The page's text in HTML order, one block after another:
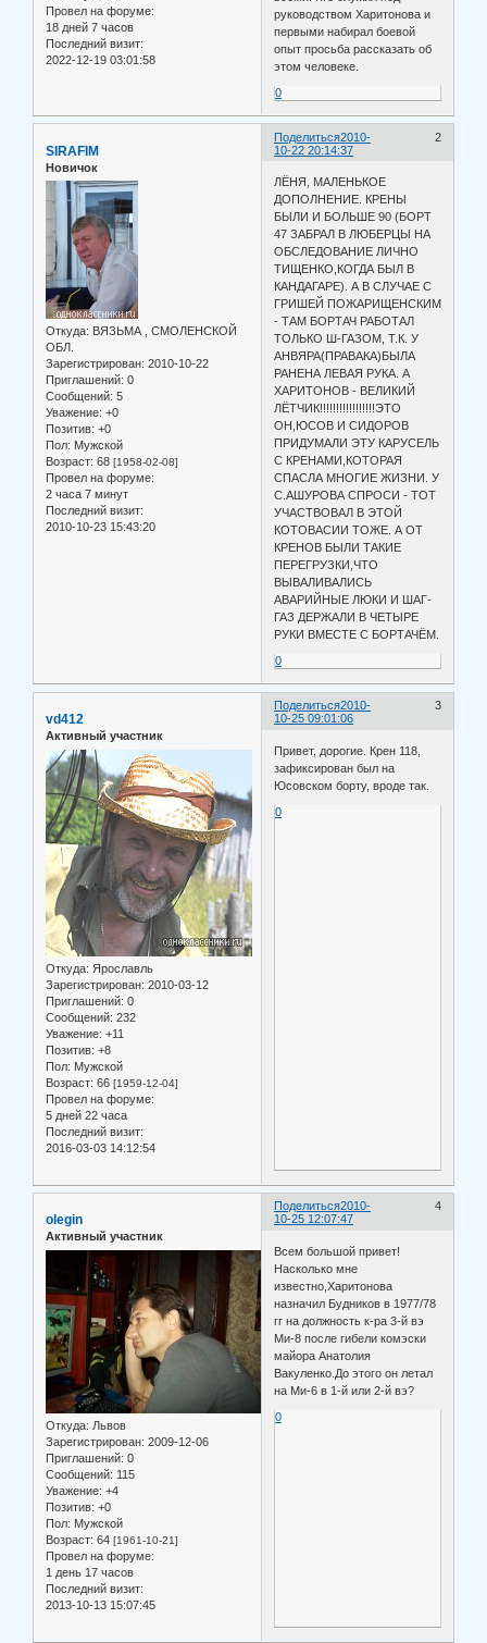
Провел на форуме:
18 дней 7 часов
Последний визит:
2022-12-19 03:01:58
руководством Харитонова и
первыми набирал боевой
опыт просьба рассказать об
этом человеке.
0
Поделиться 2
2010-
10-22 20:14:37
SIRAFIM
Новичок
Откуда: ВЯЗЬМА , СМОЛЕНСКОЙ
ОБЛ.
Зарегистрирован: 2010-10-22
Приглашений: 0
Сообщений: 5
Уважение: +0
Позитив: +0
Пол: Мужской
Возраст: 68 [1958-02-08]
Провел на форуме:
2 часа 7 минут
Последний визит:
2010-10-23 15:43:20
ЛЁНЯ, МАЛЕНЬКОЕ
ДОПОЛНЕНИЕ. КРЕНЫ
БЫЛИ И БОЛЬШЕ 90 (БОРТ
47 ЗАБРАЛ В ЛЮБЕРЦЫ НА
ОБСЛЕДОВАНИЕ ЛИЧНО
ТИЩЕНКО,КОГДА БЫЛ В
КАНДАГАРЕ). А В СЛУЧАЕ С
ГРИШЕЙ ПОЖАРИЩЕНСКИМ
- ТАМ БОРТАЧ РАБОТАЛ
ТОЛЬКО Ш-ГАЗОМ, Т.К. У
АНВЯРА(ПРАВАКА)БЫЛА
РАНЕНА ЛЕВАЯ РУКА. А
ХАРИТОНОВ - ВЕЛИКИЙ
ЛЁТЧИК!!!!!!!!!!!!!!!!!ЭТО
ОН,ЮСОВ И СИДОРОВ
ПРИДУМАЛИ ЭТУ КАРУСЕЛЬ
С КРЕНАМИ,КОТОРАЯ
СПАСЛА МНОГИЕ ЖИЗНИ. У
С.АШУРОВА СПРОСИ - ТОТ
УЧАСТВОВАЛ В ЭТОЙ
КОТОВАСИИ ТОЖЕ. А ОТ
КРЕНОВ БЫЛИ ТАКИЕ
ПЕРЕГРУЗКИ,ЧТО
ВЫВАЛИВАЛИСЬ
АВАРИЙНЫЕ ЛЮКИ И ШАГ-
ГАЗ ДЕРЖАЛИ В ЧЕТЫРЕ
РУКИ ВМЕСТЕ С БОРТАЧЁМ.
0
Поделиться 3
2010-
10-25 09:01:06
vd412
Активный участник
Откуда: Ярославль
Зарегистрирован: 2010-03-12
Приглашений: 0
Сообщений: 232
Уважение: +11
Позитив: +8
Пол: Мужской
Возраст: 66 [1959-12-04]
Провел на форуме:
5 дней 22 часа
Последний визит:
2016-03-03 14:12:54
Привет, дорогие. Крен 118,
зафиксирован был на
Юсовском борту, вроде так.
0
Поделиться 4
2010-
10-25 12:07:47
olegin
Активный участник
Откуда: Львов
Зарегистрирован: 2009-12-06
Приглашений: 0
Сообщений: 115
Уважение: +4
Позитив: +0
Пол: Мужской
Возраст: 64 [1961-10-21]
Провел на форуме:
1 день 17 часов
Последний визит:
2013-10-13 15:07:45
Всем большой привет!
Насколько мне
известно,Харитонова
назначил Будников в 1977/78
гг на должность к-ра 3-й вэ
Ми-8 после гибели комэски
майора Анатолия
Вакуленко.До этого он летал
на Ми-6 в 1-й или 2-й вэ?
0